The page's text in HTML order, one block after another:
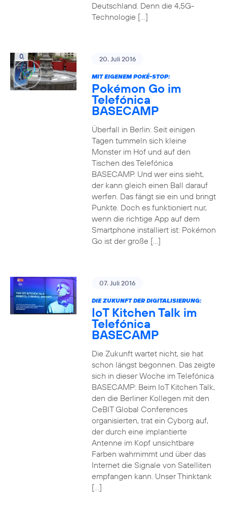
Deutschland. Denn die 4,5G-
Technologie […]
20. Juli 2016
MIT EIGENEM POKÉ-STOP:
Pokémon Go im
Telefónica
BASECAMP
Überfall in Berlin: Seit einigen
Tagen tummeln sich kleine
Monster im Hof und auf den
Tischen des Telefónica
BASECAMP. Und wer eins sieht,
der kann gleich einen Ball darauf
werfen. Das fängt sie ein und bringt
Punkte. Doch es funktioniert nur,
wenn die richtige App auf dem
Smartphone installiert ist: Pokémon
Go ist der große […]
07. Juli 2016
DIE ZUKUNFT DER DIGITALISIERUNG:
IoT Kitchen Talk im
Telefónica
BASECAMP
Die Zukunft wartet nicht, sie hat
schon längst begonnen. Das zeigte
sich in dieser Woche im Telefónica
BASECAMP: Beim IoT Kitchen Talk,
den die Berliner Kollegen mit den
CeBIT Global Conferences
organisierten, trat ein Cyborg auf,
der durch eine implantierte
Antenne im Kopf unsichtbare
Farben wahrnimmt und über das
Internet die Signale von Satelliten
empfangen kann. Unser Thinktank
[…]